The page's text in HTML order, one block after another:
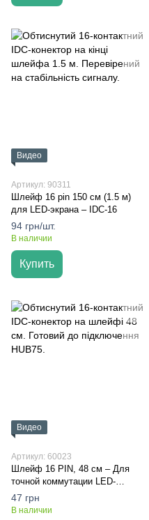
Видео
Артикул: 90311
Шлейф 16 pin 150 см (1.5 м)
для LED-экрана – IDC-16
94 грн/шт.
В наличии
Купить
Видео
Артикул: 60023
Шлейф 16 PIN, 48 см – Для
точной коммутации LED-
модулей внутри корпуса
47 грн
В наличии